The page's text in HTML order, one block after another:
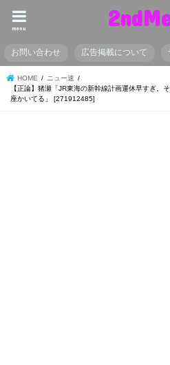
menu
お問い合わせ 広告掲載について
HOME
ニュー速
【正論】猪瀬「JR東海の新幹線計画運休早すぎ。
座かいてる」 [271912485]